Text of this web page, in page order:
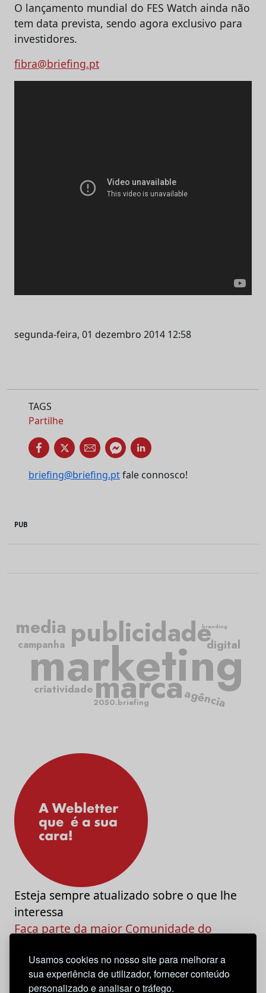
Usamos cookies no nosso site para melhorar a
sua experiência de utilizador, fornecer conteúdo
personalizado e analisar o tráfego.
O lançamento mundial do FES Watch ainda não
tem data prevista, sendo agora exclusivo para
investidores.
fibra@briefing.pt
segunda-feira, 01 dezembro 2014 12:58
TAGS
Partilhe
briefing@briefing.ptfale connosco!
PUB
marketing
publicidade
marca
criatividade
campanha
media
agência
digital
2050.briefing
branding
Esteja sempre atualizado sobre o que lhe
interessa
Faça parte da maior Comunidade do